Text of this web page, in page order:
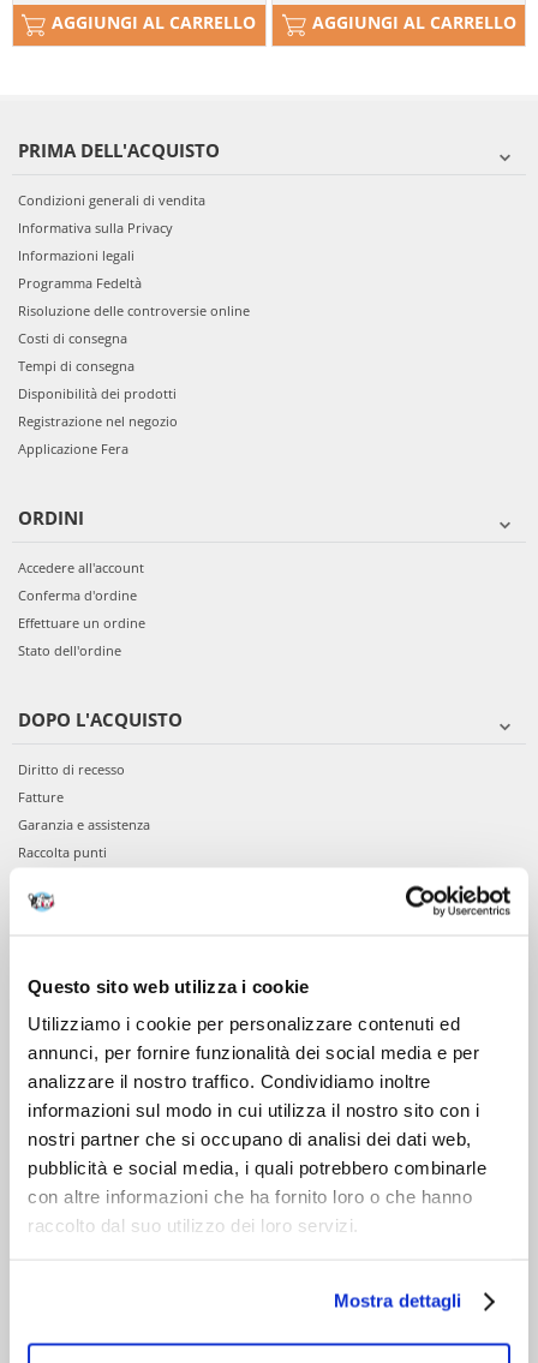
Questo sito web utilizza i cookie
Utilizziamo i cookie per personalizzare contenuti ed
annunci, per fornire funzionalità dei social media e per
analizzare il nostro traffico. Condividiamo inoltre
informazioni sul modo in cui utilizza il nostro sito con i
nostri partner che si occupano di analisi dei dati web,
pubblicità e social media, i quali potrebbero combinarle
con altre informazioni che ha fornito loro o che hanno
raccolto dal suo utilizzo dei loro servizi.
Mostra dettagli
AGGIUNGI AL CARRELLO AGGIUNGI AL CARRELLO
PRIMA DELL'ACQUISTO
Condizioni generali di vendita
Informativa sulla Privacy
Informazioni legali
Programma Fedeltà
Risoluzione delle controversie online
Costi di consegna
Tempi di consegna
Disponibilità dei prodotti
Registrazione nel negozio
Applicazione Fera
ORDINI
Accedere all'account
Conferma d'ordine
Effettuare un ordine
Stato dell'ordine
DOPO L'ACQUISTO
Diritto di recesso
Fatture
Garanzia e assistenza
Raccolta punti
Servizio clienti